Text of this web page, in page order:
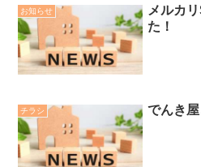
お知らせ
メルカ
た！
チラシ でんき